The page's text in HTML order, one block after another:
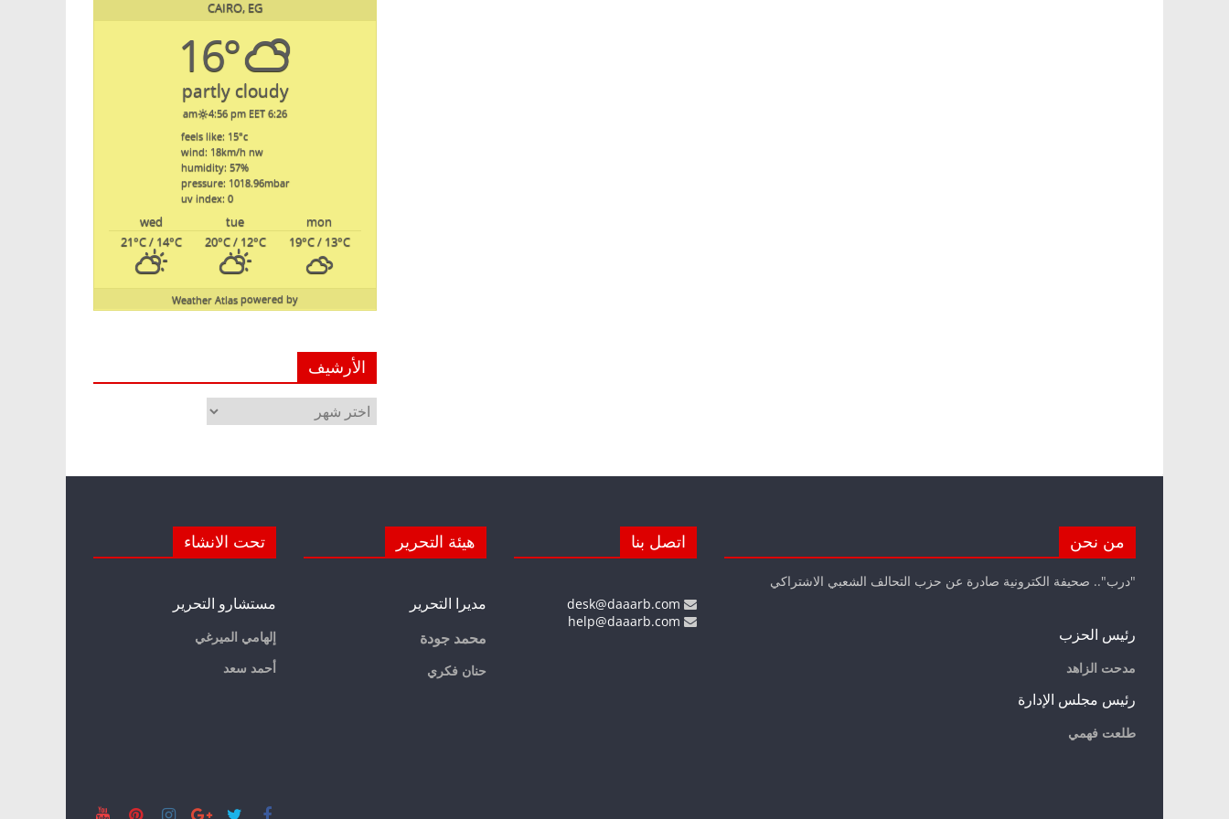
CAIRO, EG
16°
partly cloudy
6:26 am
4:56 pm EET
feels like: 15°c
wind: 18km/h nw
humidity: 57%
pressure: 1018.96mbar
uv index: 0
mon
tue
wed
19°C/ 13°C
20°C/ 12°C
21°C/ 14°C
powered by
Weather Atlas
الأرشيف
الأرشيف
من نحن
"درب".. صحيفة الكترونية صادرة عن حزب التحالف الشعبي الاشتراكي
رئيس الحزب
مدحت الزاهد
رئيس مجلس الإدارة
طلعت فهمي
اتصل بنا هيئة التحرير
مديرا التحرير
محمد جودة
حنان فكري
تحت الانشاء
مستشارو التحرير
إلهامي الميرغي
أحمد سعد